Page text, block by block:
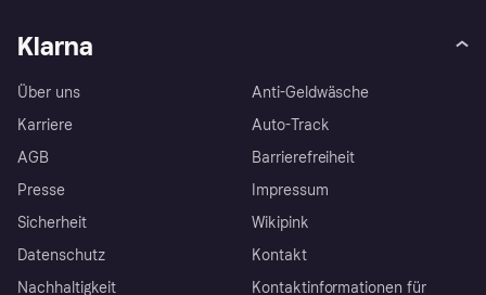
Klarna
Über uns
Karriere
AGB
Presse
Sicherheit
Datenschutz
Nachhaltigkeit
Anti-Geldwäsche
Auto-Track
Barrierefreiheit
Impressum
Wikipink
Kontakt
Kontaktinformationen für